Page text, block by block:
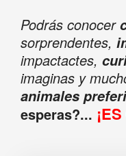
Podrás conocer
sorprendentes,
impactactes,
imaginas y
animales
esperas?...